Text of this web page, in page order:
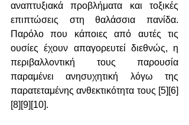
αναπτυξιακά προβλήματα και τοξικές
επιπτώσεις στη θαλάσσια πανίδα.
Παρόλο που κάποιες από αυτές τις
ουσίες έχουν απαγορευτεί διεθνώς, η
περιβαλλοντική τους παρουσία
παραμένει ανησυχητική λόγω της
παρατεταμένης ανθεκτικότητα τους [5][6]
[8][9][10].